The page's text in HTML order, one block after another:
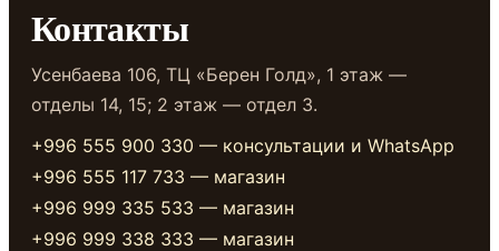
Контакты
Усенбаева 106, ТЦ «Берен Голд», 1 этаж —
отделы 14, 15; 2 этаж — отдел 3.
+996 555 900 330 — консультации и WhatsApp
+996 555 117 733 — магазин
+996 999 335 533 — магазин
+996 999 338 333 — магазин